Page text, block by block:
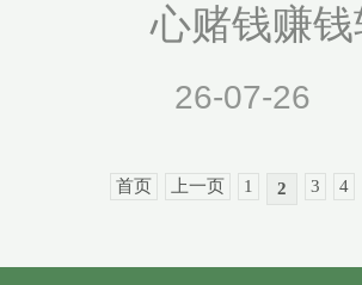
心赌钱赚
26-07-26
首页 上一页 1 2 3 4